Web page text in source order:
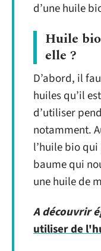
d’une huile
Huile
elle ?
D’abord, il
huiles qu’il
d’utiliser
notamment.
l’huile bio
baume qui
une huile de
A découvrir
utiliser de